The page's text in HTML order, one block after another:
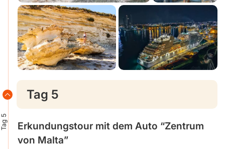
Tag 5
Tag 5
Erkundungstour mit dem Auto “Zentrum
von Malta”